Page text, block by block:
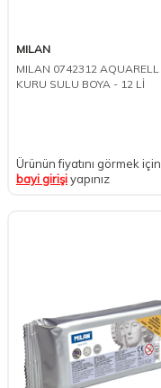
MILAN
MILAN 0742312 AQUARELL
KURU SULU BOYA - 12 Lİ
Ürünün fiyatını görmek için
bayi girişiyapınız